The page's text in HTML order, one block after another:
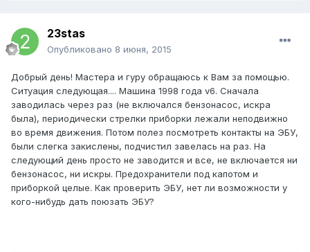
23stas
Опубликовано 8 июня, 2015
Добрый день! Мастера и гуру обращаюсь к Вам за помощью.
Ситуация следующая.... Машина 1998 года v6. Сначала
заводилась через раз (не включался бензонасос, искра
была), периодически стрелки приборки лежали неподвижно
во время движения. Потом полез посмотреть контакты на ЭБУ,
были слегка закислены, подчистил завелась на раз. На
следующий день просто не заводится и все, не включается ни
бензонасос, ни искры. Предохранители под капотом и
приборкой целые. Как проверить ЭБУ, нет ли возможности у
кого-нибудь дать поюзать ЭБУ?